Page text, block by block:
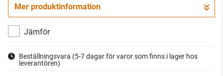
Mer produktinformation
Jämför
Beställningsvara (5-7 dagar för varor som finns i lager hos
leverantören)